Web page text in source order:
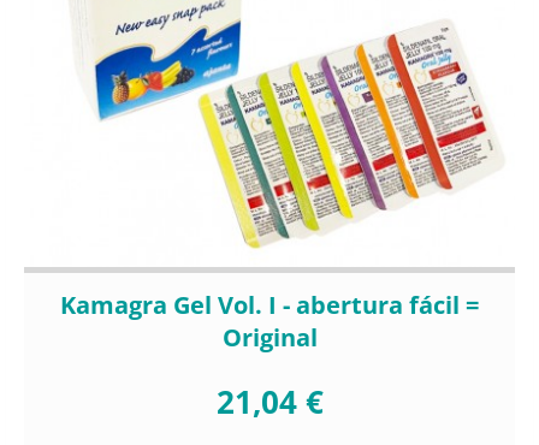
Kamagra Gel Vol. I - abertura fácil =
Original
21,04 €